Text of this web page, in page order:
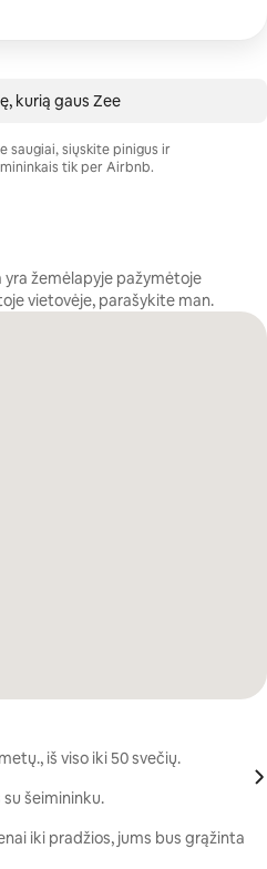
kurią gaus Zee
saugiai, siųskite pinigus ir
tik per Airbnb.
žemėlapyje pažymėtoje
vietovėje, parašykite man.
iš viso iki 50 svečių.
šeimininku.
iki pradžios, jums bus grąžinta